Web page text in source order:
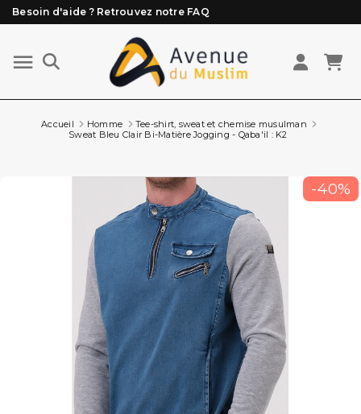
Besoin d'aide ? Retrouvez notre FAQ
Livraison offerte à partir de 89€ d'achat*
Les Commandes passées avant 15h (lun au Vend)
sont préparées et expédiées le jour même
Accueil Homme
Tee-shirt, sweat et chemise musulman
Sweat Bleu Clair Bi-Matière Jogging - Qaba'il : K2
-40%